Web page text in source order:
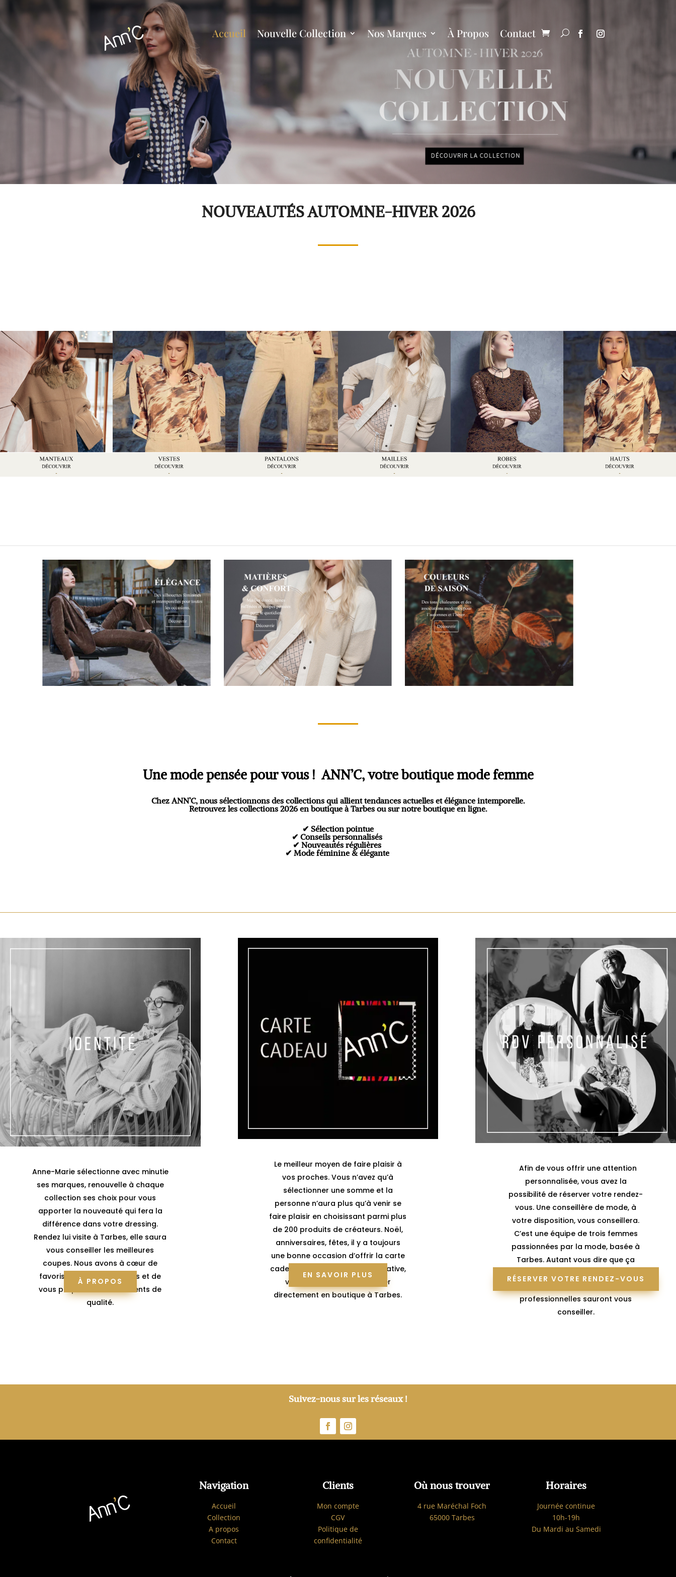
Accueil Nouvelle Collection Nos Marques À Propos Contact
NOUVEAUTÉS AUTOMNE-HIVER 2026
Une mode pensée pour vous ! ANN’C, votre boutique mode femme
Chez ANN’C, nous sélectionnons des collections qui allienttendances actuelles et élégance intemporelle.
Retrouvez les collections 2026enboutique à Tarbesou sur notreboutique en ligne.
✔ Sélection pointue
✔ Conseils personnalisés
✔ Nouveautés régulières
✔ Mode féminine & élégante
Anne-Marie sélectionne avec minutie
ses marques, renouvelle à chaque
collection ses choix pour vous
apporter la nouveauté qui fera la
différence dans votre dressing.
Rendez lui visite à Tarbes, elle saura
vous conseiller les meilleures
coupes. Nous avons à cœur de
favoriser les circuits courts et de
vous proposer des vêtements de
qualité.
À PROPOS
Le meilleur moyen de faire plaisir à
vos proches. Vous n’avez qu’à
sélectionner une somme et la
personne n’aura plus qu’à venir se
faire plaisir en choisissant parmi plus
de 200 produits de créateurs. Noël,
anniversaires, fêtes, il y a toujours
une bonne occasion d’offrir la carte
cadeau Ann’C. Une carte nominative,
valable un an et à récupérer
directement en boutique à Tarbes.
EN SAVOIR PLUS
Afin de vous offrir une attention
personnalisée, vous avez la
possibilité de réserver votre rendez-
vous. Une conseillère de mode, à
votre disposition, vous conseillera.
C’est une équipe de trois femmes
passionnées par la mode, basée à
Tarbes. Autant vous dire que ça
déborde d’énergie et de curiosité, par
professionnelles sauront vous
conseiller.
RÉSERVER VOTRE RENDEZ-VOUS
Suivez-nous sur les réseaux !
Navigation
Accueil
Collection
A propos
Contact
Clients
Mon compte
CGV
Politique de
confidentialité
Où nous trouver
4 rue Maréchal Foch
65000 Tarbes
Horaires
Journée continue
10h-19h
Du Mardi au Samedi